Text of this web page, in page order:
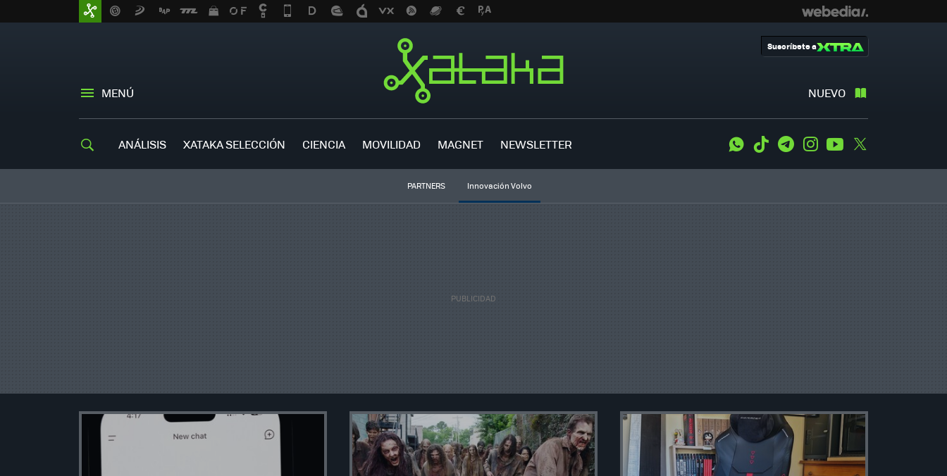
MENÚ NUEVO
Suscríbete a
ANÁLISIS XATAKA SELECCIÓN CIENCIA MOVILIDAD MAGNET NEWSLETTER WhatsApp
Tiktok TelegramInstagramYoutube
PARTNERS Innovación Volvo